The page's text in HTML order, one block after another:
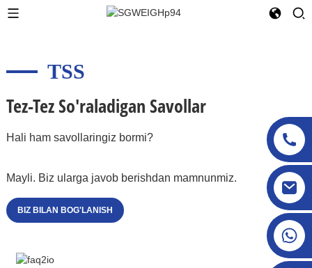
sgcheckweigher@gmail.com
TSS
Tez-Tez So'raladigan Savollar
Hali ham savollaringiz bormi?
Mayli. Biz ularga javob berishdan mamnunmiz.
BIZ BILAN BOG'LANISH